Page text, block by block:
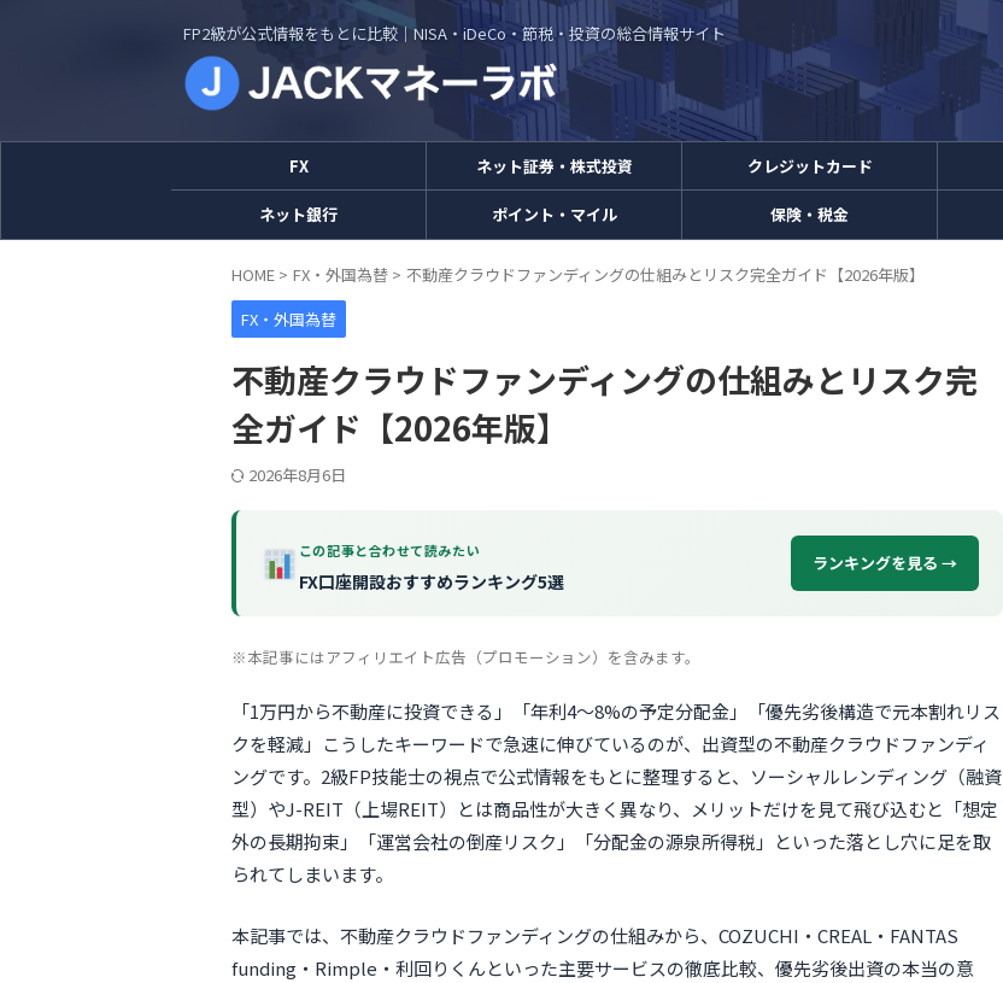
FP2級が公式情報をもとに比較｜NISA・iDeCo・節税・投資の総合情報サイト
FX ネット証券・株式投資 クレジットカード
ネット銀行 ポイント・マイル 保険・税金
HOME > FX・外国為替 > 不動産クラウドファンディングの仕組みとリスク完全ガイド【2026年版】
FX・外国為替
不動産クラウドファンディングの仕組みとリスク完
全ガイド【2026年版】
2026年8月6日
この記事と合わせて読みたい
FX口座開設おすすめランキング5選
ランキングを見る →
※本記事にはアフィリエイト広告（プロモーション）を含みます。
「1万円から不動産に投資できる」「年利4〜8%の予定分配金」「優先劣後構造で元本割れリス
クを軽減」こうしたキーワードで急速に伸びているのが、出資型の不動産クラウドファンディ
ングです。2級FP技能士の視点で公式情報をもとに整理すると、ソーシャルレンディング（融資
型）やJ-REIT（上場REIT）とは商品性が大きく異なり、メリットだけを見て飛び込むと「想定
外の長期拘束」「運営会社の倒産リスク」「分配金の源泉所得税」といった落とし穴に足を取
られてしまいます。
本記事では、不動産クラウドファンディングの仕組みから、COZUCHI・CREAL・FANTAS
funding・Rimple・利回りくんといった主要サービスの徹底比較、優先劣後出資の本当の意